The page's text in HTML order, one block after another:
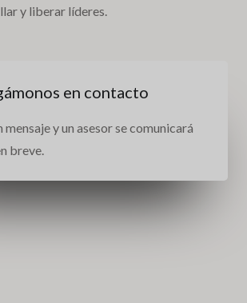
y liberar líderes.
en contacto
mensaje y un asesor se comunicará
breve.